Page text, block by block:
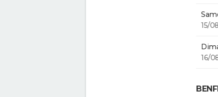
15/08
16/